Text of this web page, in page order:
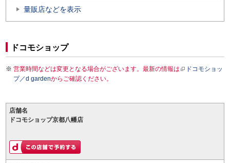
量販店などを表示
ドコモショップ
営業時間などは変更となる場合がございます。最新の情報は
ドコモショッ
プ／d gardenからご確認ください。
店舗名
ドコモショップ京都八幡店